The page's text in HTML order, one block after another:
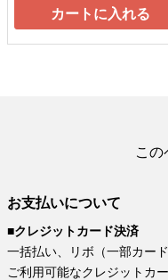
カートに入れる
こ
お支払いについて
■クレジットカード決済
一括払い、リボ（一部カード
ご利用可能なクレジットカ